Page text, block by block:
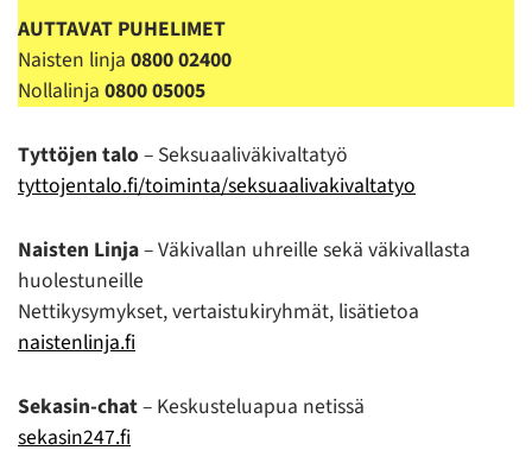
AUTTAVAT PUHELIMET
Naisten linja 0800 02400
Nollalinja 0800 05005
Tyttöjen talo – Seksuaaliväkivaltatyö
tyttojentalo.fi/toiminta/seksuaalivakivaltatyo
Naisten Linja– Väkivallan uhreille sekä väkivallasta
huolestuneille
Nettikysymykset, vertaistukiryhmät, lisätietoa
naistenlinja.fi
Sekasin-chat– Keskusteluapua netissä
sekasin247.fi